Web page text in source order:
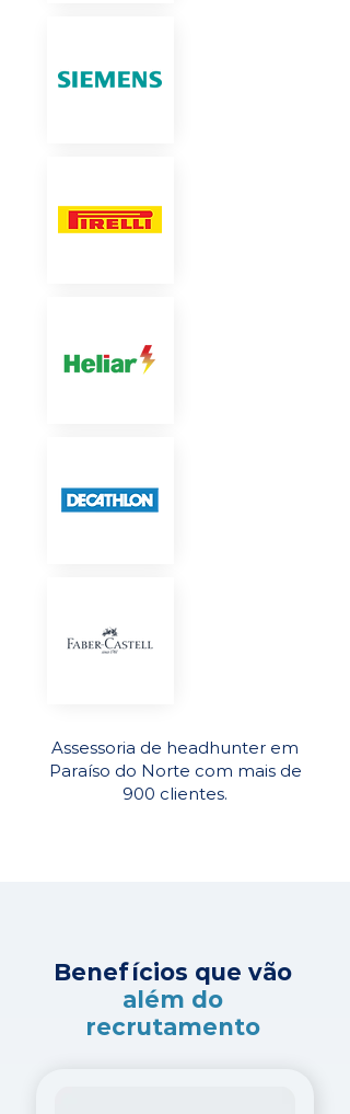
Assessoria de headhunter em
Paraíso do Norte com mais de
900 clientes.
Benefícios que vão
além do
recrutamento